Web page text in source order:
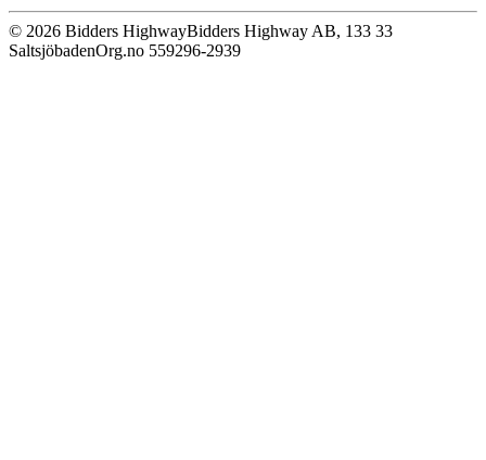
© 2026 Bidders HighwayBidders Highway AB, 133 33
SaltsjöbadenOrg.no 559296-2939